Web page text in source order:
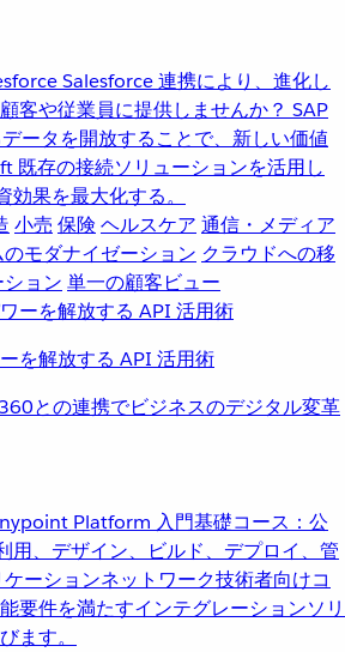
Salesforce 連携により、進化し
客や従業員に提供しませんか？ SAP
ータを開放することで、新しい価値
既存の接続ソリューションを活用し
果を最大化する。
小売 保険 ヘルスケア 通信・メディア
モダナイゼーション クラウドへの移
ョン 単一の顧客ビュー
を解放する API 活用術
との連携でビジネスのデジタル変革
Platform 入門基礎コース：公
用、デザイン、ビルド、デプロイ、管
ーションネットワーク技術者向けコ
要件を満たすインテグレーションソリ
ます。